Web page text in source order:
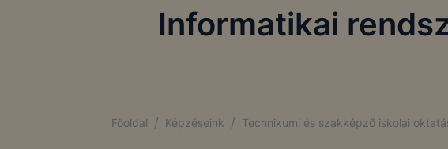
Informatikai
Főoldal / Képzéseink / Technikumi és szakképző iskolai